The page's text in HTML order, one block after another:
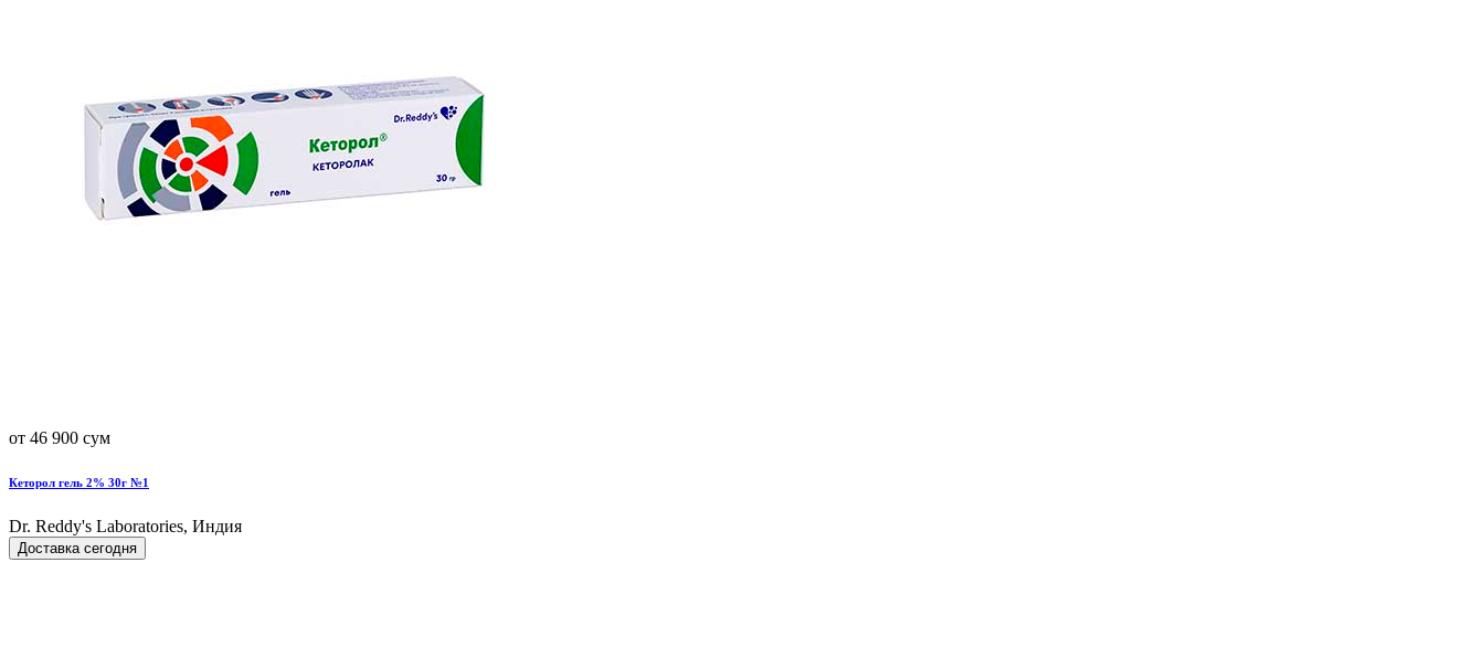
от 46 900 сум
Кеторол гель 2% 30г №1
Dr. Reddy's Laboratories, Индия
Доставка сегодня